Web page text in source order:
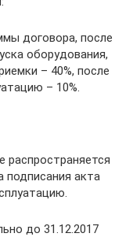
договора, после
оборудования,
– 40%, после
– 10%.
распространяется
подписания акта
до 31.12.2017